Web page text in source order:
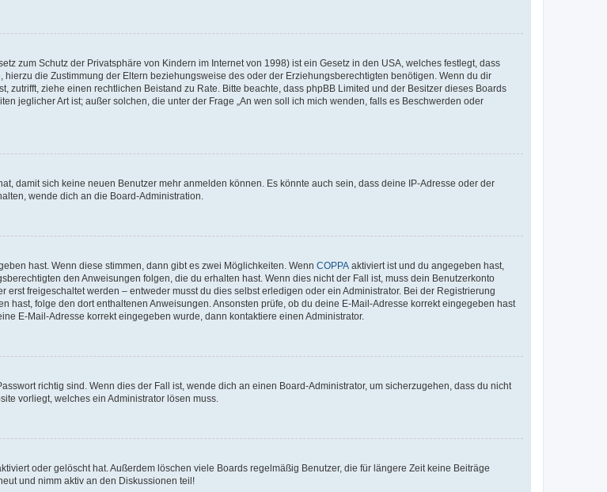
zum Schutz der Privatsphäre von Kindern im Internet von 1998) ist ein Gesetz in den USA, welches festlegt, dass
die Zustimmung der Eltern beziehungsweise des oder der Erziehungsberechtigten benötigen. Wenn du dir
zutrifft, ziehe einen rechtlichen Beistand zu Rate. Bitte beachte, dass phpBB Limited und der Besitzer dieses Boards
jeglicher Art ist; außer solchen, die unter der Frage „An wen soll ich mich wenden, falls es Beschwerden oder
damit sich keine neuen Benutzer mehr anmelden können. Es könnte auch sein, dass deine IP-Adresse oder der
wende dich an die Board-Administration.
hast. Wenn diese stimmen, dann gibt es zwei Möglichkeiten. Wenn COPPA aktiviert ist und du angegeben hast,
den Anweisungen folgen, die du erhalten hast. Wenn dies nicht der Fall ist, muss dein Benutzerkonto
freigeschaltet werden – entweder musst du dies selbst erledigen oder ein Administrator. Bei der Registrierung
hast, folge den dort enthaltenen Anweisungen. Ansonsten prüfe, ob du deine E-Mail-Adresse korrekt eingegeben hast
E-Mail-Adresse korrekt eingegeben wurde, dann kontaktiere einen Administrator.
richtig sind. Wenn dies der Fall ist, wende dich an einen Board-Administrator, um sicherzugehen, dass du nicht
vorliegt, welches ein Administrator lösen muss.
oder gelöscht hat. Außerdem löschen viele Boards regelmäßig Benutzer, die für längere Zeit keine Beiträge
und nimm aktiv an den Diskussionen teil!